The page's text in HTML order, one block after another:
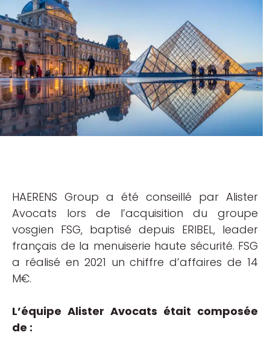
HAERENS Group a été conseillé par Alister
Avocats lors de l’acquisition du groupe
vosgien FSG, baptisé depuis ERIBEL, leader
français de la menuiserie haute sécurité. FSG
a réalisé en 2021 un chiffre d’affaires de 14
M€.
L’équipe Alister Avocats était composée
de :